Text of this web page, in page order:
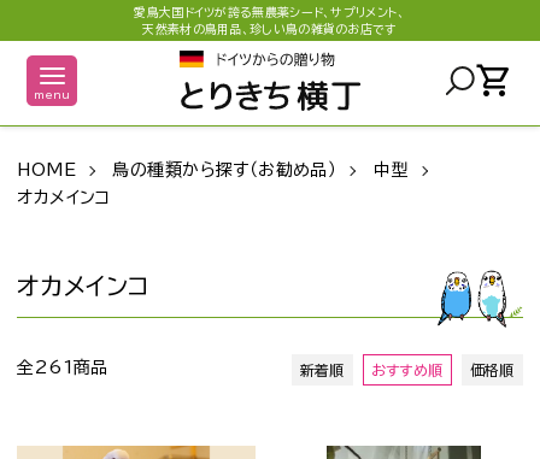
愛鳥大国ドイツが誇る無農薬シード、サプリメント、
天然素材の鳥用品、珍しい鳥の雑貨のお店です
menu shopping_cart
HOME 鳥の種類から探す（お勧め品）
中型
オカメインコ
オカメインコ
全261商品 新着順 おすすめ順 価格順